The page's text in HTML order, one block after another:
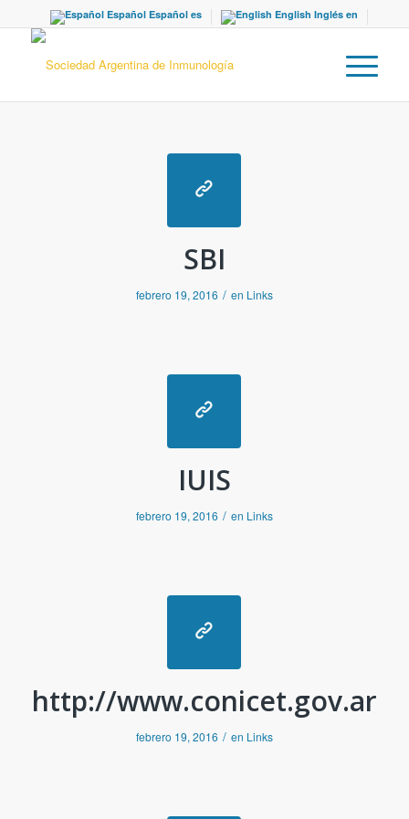
Español Español es English Inglés en
SBI
febrero 19, 2016 / en Links
IUIS
febrero 19, 2016 / en Links
http://www.conicet.gov.ar
febrero 19, 2016 / en Links